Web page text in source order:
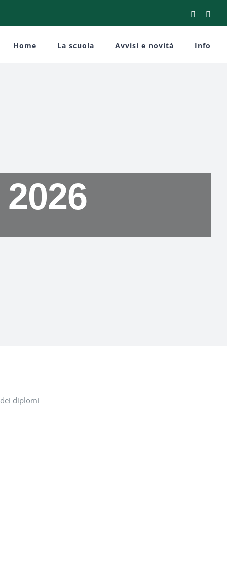
Facebook
Home La scuola Avvisi e novità Info
diplomi